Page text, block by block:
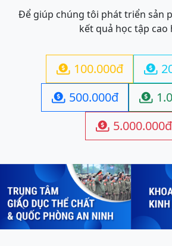
Để giúp chúng tôi phát triển sản
kết quả học tập cao
 100.000đ 
 500.000đ 
 5.000.000đ
Previous